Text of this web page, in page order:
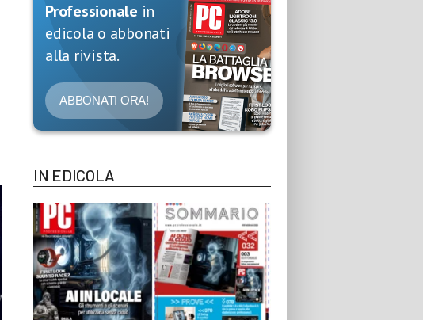
Professionale in
edicola o abbonati
alla rivista.
ABBONATI ORA!
IN EDICOLA